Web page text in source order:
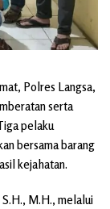
Polres Langsa,
serta
pelaku
bersama barang
kejahatan.
S.H., M.H., melalui